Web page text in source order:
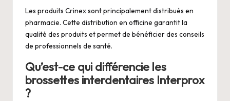
Les produits Crinex sont principalement distribués en
pharmacie. Cette distribution en officine garantit la
qualité des produits et permet de bénéficier des conseils
de professionnels de santé.
Qu’est-ce qui différencie les
brossettes interdentaires Interprox
?